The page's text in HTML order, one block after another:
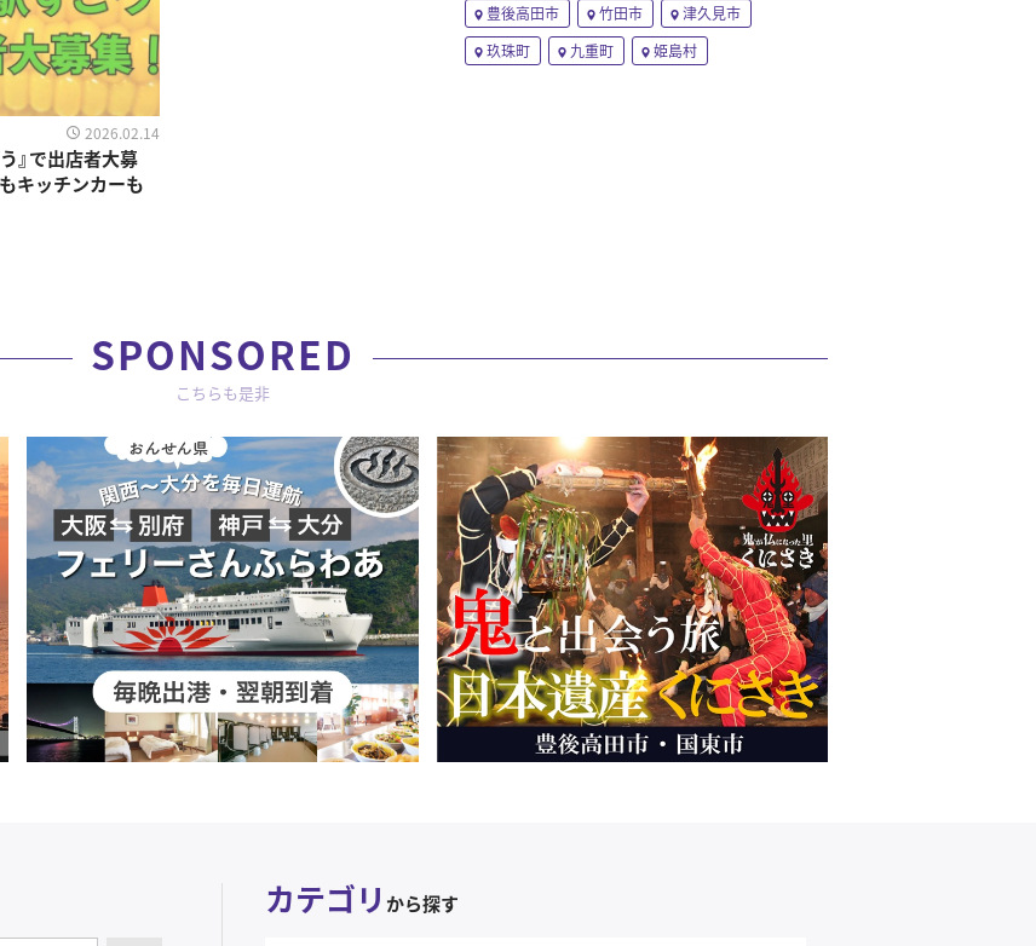
2026.02.14
』で出店者大募
キッチンカーも
豊後高田市
竹田市
津久見市
玖珠町
九重町 姫島村
SPONSORED
こちらも是非
カテゴリ から探す